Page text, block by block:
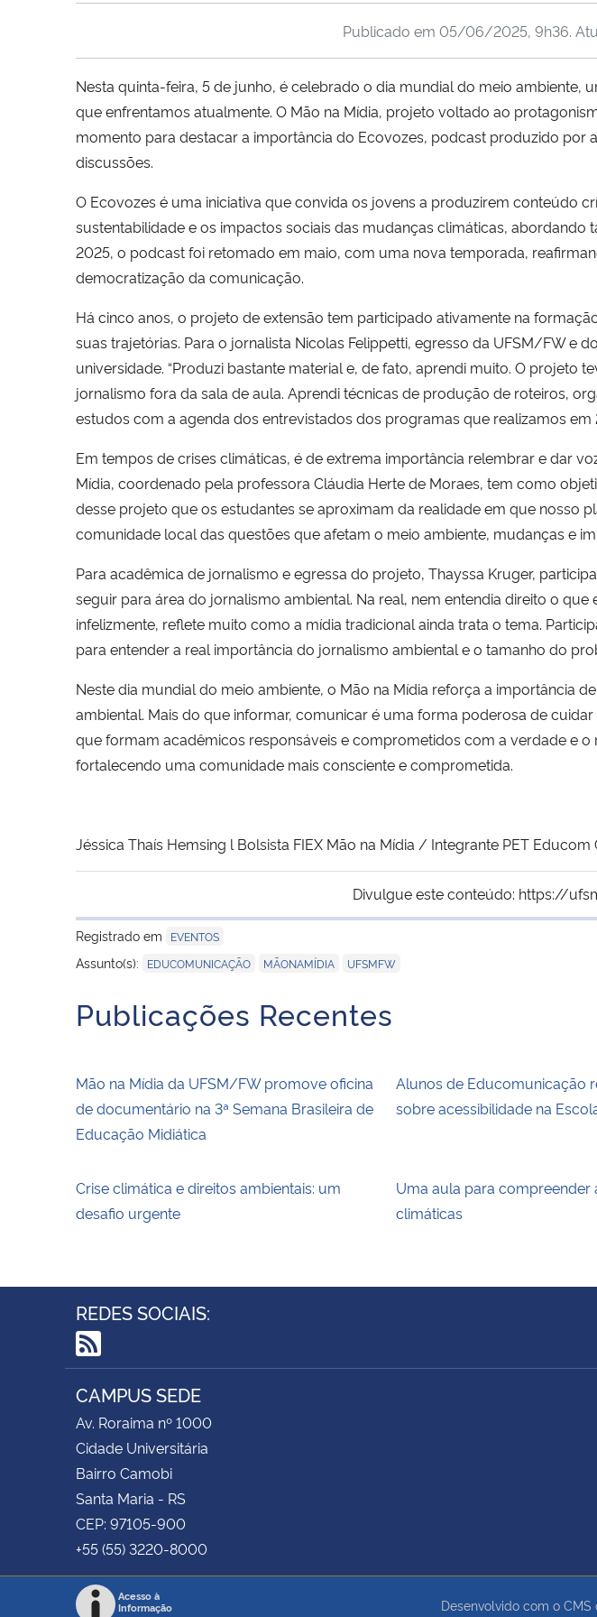
Publicado em 05/06/2025, 9h36.
Nesta quinta-feira, 5 de junho, é celebrado o dia mundial do meio
que enfrentamos atualmente. O Mão na Mídia, projeto voltado ao
momento para destacar a importância do Ecovozes, podcast produzido por
discussões.
O Ecovozes é uma iniciativa que convida os jovens a produzirem conteúdo
sustentabilidade e os impactos sociais das mudanças climáticas, abordando
2025, o podcast foi retomado em maio, com uma nova temporada,
democratização da comunicação.
Há cinco anos, o projeto de extensão tem participado ativamente na
suas trajetórias. Para o jornalista Nicolas Felippetti, egresso da UFSM/FW e
universidade. “Produzi bastante material e, de fato, aprendi muito. O projeto
jornalismo fora da sala de aula. Aprendi técnicas de produção de roteiros,
estudos com a agenda dos entrevistados dos programas que realizamos em
Em tempos de crises climáticas, é de extrema importância relembrar e dar
Mídia, coordenado pela professora Cláudia Herte de Moraes, tem como
desse projeto que os estudantes se aproximam da realidade em que nosso
comunidade local das questões que afetam o meio ambiente, mudanças e
Para acadêmica de jornalismo e egressa do projeto, Thayssa Kruger,
seguir para área do jornalismo ambiental. Na real, nem entendia direito o
infelizmente, reflete muito como a mídia tradicional ainda trata o tema.
para entender a real importância do jornalismo ambiental e o tamanho do
Neste dia mundial do meio ambiente, o Mão na Mídia reforça a importância
ambiental. Mais do que informar, comunicar é uma forma poderosa de
que formam acadêmicos responsáveis e comprometidos com a verdade e
fortalecendo uma comunidade mais consciente e comprometida.
Jéssica Thaís Hemsing l Bolsista FIEX Mão na Mídia / Integrante PET Educom
Divulgue este conteúdo: https://
Registrado em
EVENTOS
Assunto(s): EDUCOMUNICAÇÃO MÃONAMÍDIA UFSMFW
Publicações Recentes
Mão na Mídia da UFSM/FW promove oficina
de documentário na 3ª Semana Brasileira de
Educação Midiática
Alunos de Educomunicação
sobre acessibilidade na
Crise climática e direitos ambientais: um
desafio urgente
Uma aula para compreender
climáticas
REDES SOCIAIS:
RSS
CAMPUS SEDE
Av. Roraima nº 1000
Cidade Universitária
Bairro Camobi
Santa Maria - RS
CEP: 97105-900
+55 (55) 3220-8000
Acesso à
Informação
Desenvolvido com o